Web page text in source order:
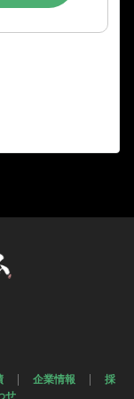
企業情報
採
せ